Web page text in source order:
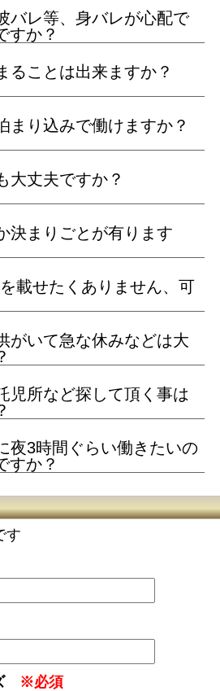
バレ等、身バレが心配で
すか？
ることは出来ますか？
まり込みで働けますか？
大丈夫ですか？
決まりごとが有ります
載せたくありません、可
がいて急な休みなどは大
児所など探して頂く事は
夜3時間ぐらい働きたいの
すか？
す
※必須